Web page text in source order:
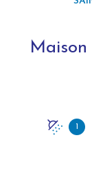
Maison 3 pièce(s) 1 chambre(s)
1